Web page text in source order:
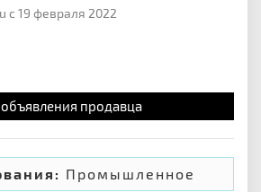
с 19 февраля 2022
объявления продавца
Промышленное